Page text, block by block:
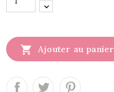
 Ajouter au panier